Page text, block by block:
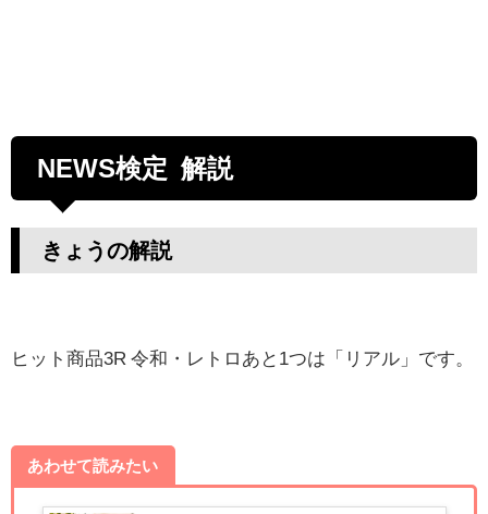
NEWS検定 解説
きょうの解説
ヒット商品3R 令和・レトロあと1つは「リアル」です。
あわせて読みたい